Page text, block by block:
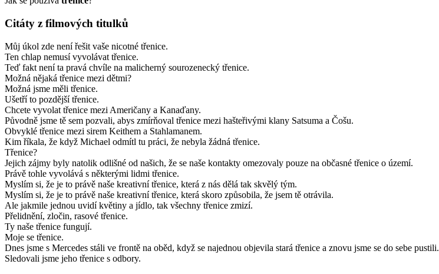
Citáty z filmových titulků
Můj úkol zde není řešit vaše nicotné třenice.
Ten chlap nemusí vyvolávat třenice.
Teď fakt není ta pravá chvíle na malicherný sourozenecký třenice.
Možná nějaká třenice mezi dětmi?
Možná jsme měli třenice.
Ušetří to pozdější třenice.
Chcete vyvolat třenice mezi Američany a Kanaďany.
Původně jsme tě sem pozvali, abys zmírňoval třenice mezi hašteřivými klany Satsuma a Čošu.
Obvyklé třenice mezi sirem Keithem a Stahlamanem.
Kim říkala, že když Michael odmítl tu práci, že nebyla žádná třenice.
Třenice?
Jejich zájmy byly natolik odlišné od našich, že se naše kontakty omezovaly pouze na občasné třenice o území.
Právě tohle vyvolává s některými lidmi třenice.
Myslím si, že je to právě naše kreativní třenice, která z nás dělá tak skvělý tým.
Myslím si, že je to právě naše kreativní třenice, která skoro způsobila, že jsem tě otrávila.
Ale jakmile jednou uvidí květiny a jídlo, tak všechny třenice zmizí.
Přelidnění, zločin, rasové třenice.
Ty naše třenice fungují.
Moje se třenice.
Dnes jsme s Mercedes stáli ve frontě na oběd, když se najednou objevila stará třenice a znovu jsme se do sebe pustili.
Sledovali jsme jeho třenice s odbory.